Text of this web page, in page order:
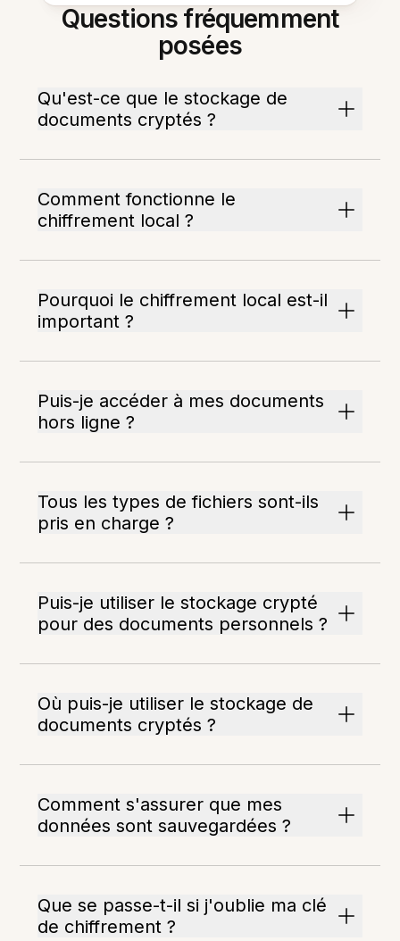
Questions fréquemment
posées
Qu'est-ce que le stockage de
documents cryptés ?
Comment fonctionne le
chiffrement local ?
Pourquoi le chiffrement local est-il
important ?
Puis-je accéder à mes documents
hors ligne ?
Tous les types de fichiers sont-ils
pris en charge ?
Puis-je utiliser le stockage crypté
pour des documents personnels ?
Où puis-je utiliser le stockage de
documents cryptés ?
Comment s'assurer que mes
données sont sauvegardées ?
Que se passe-t-il si j'oublie ma clé
de chiffrement ?